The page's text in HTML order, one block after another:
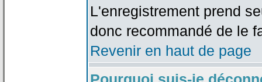
L'enregistrement prend
donc recommandé de le
Revenir en haut de page